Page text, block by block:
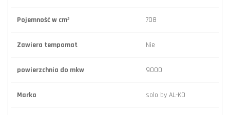
Pojemność w cm³ 708
Zawiera tempomat Nie
powierzchnia do mkw 9000
Marka solo by AL-KO